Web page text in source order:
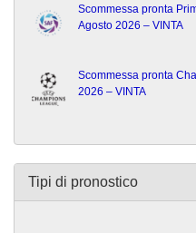
Scommessa pronta
Agosto 2026 – VINTA
Scommessa pronta
2026 – VINTA
Tipi di pronostico